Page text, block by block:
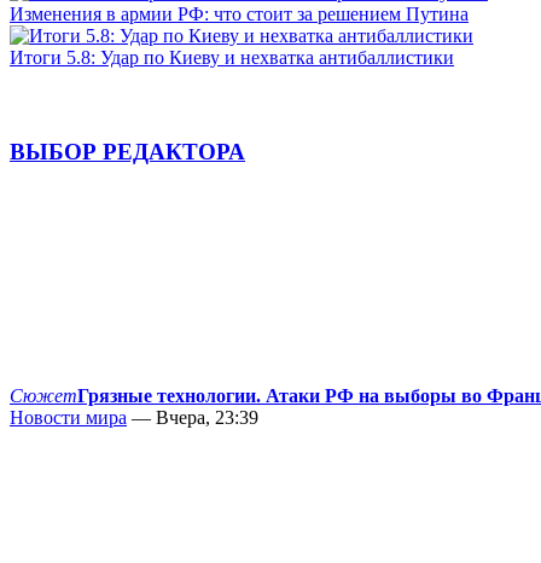
Изменения в армии РФ: что стоит за решением Путина
Итоги 5.8: Удар по Киеву и нехватка антибаллистики
ВЫБОР РЕДАКТОРА
СюжетГрязные технологии. Атаки РФ на выборы во
Новости мира — Вчера, 23:39